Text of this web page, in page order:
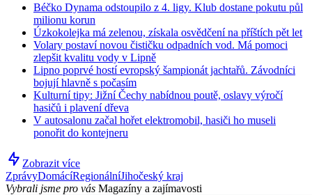
Béčko Dynama odstoupilo z 4. ligy. Klub dostane pokutu půl
milionu korun
Úzkokolejka má zelenou, získala osvědčení na příštích pět let
Volary postaví novou čističku odpadních vod. Má pomoci
zlepšit kvalitu vody v Lipně
Lipno poprvé hostí evropský šampionát jachtařů. Závodníci
bojují hlavně s počasím
Kulturní tipy: Jižní Čechy nabídnou poutě, oslavy výročí
hasičů i plavení dřeva
V autosalonu začal hořet elektromobil, hasiči ho museli
ponořit do kontejneru
Zobrazit více
ZprávyDomácíRegionálníJihočeský kraj
Vybrali jsme pro vás Magazíny a zajímavosti